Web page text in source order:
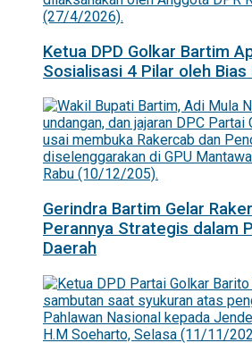
Ketua DPD Golkar Bartim
Sosialisasi 4 Pilar oleh Bias
Gerindra Bartim Gelar
Perannya Strategis dalam
Daerah